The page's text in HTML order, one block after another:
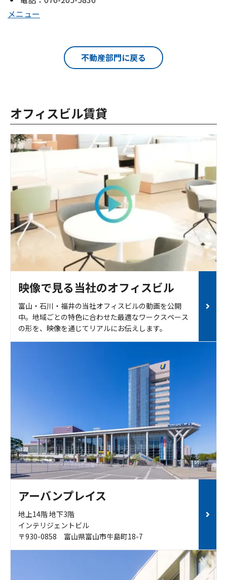
メニュー
不動産部門に戻る
オフィスビル賃貸
映像で見る当社のオフィスビル
富山・石川・福井の当社オフィスビルの動画を公開
中。地域ごとの特色に合わせた最適なワークスペース
の形を、映像を通じてリアルにお伝えします。
アーバンプレイス
地上14階 地下3階
インテリジェントビル
〒930-0858 富山県富山市牛島町18-7